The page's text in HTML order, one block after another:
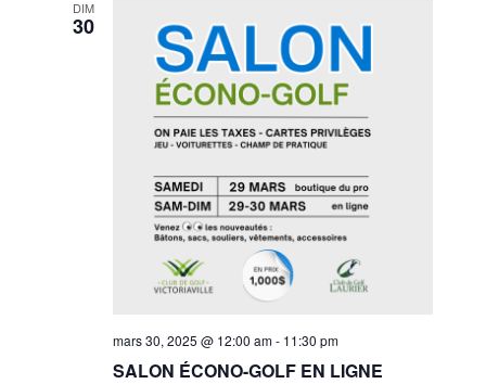
DIM
30
SALON ÉCONO-GOLF EN LIGNE
mars 30, 2025 @ 12:00 am- 11:30 pm